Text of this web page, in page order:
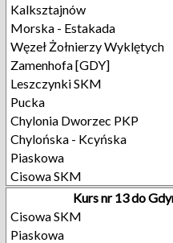
Kalksztajnów
Morska - Estakada
Węzeł Żołnierzy Wyklętych
Zamenhofa [GDY]
Leszczynki SKM
Pucka
Chylonia Dworzec PKP
Chylońska - Kcyńska
Piaskowa
Cisowa SKM
Kurs nr 13 do
Cisowa SKM
Piaskowa